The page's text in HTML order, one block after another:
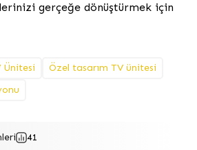
gerçeğe dönüştürmek için
Ünitesi
Özel tasarım TV ünitesi
41